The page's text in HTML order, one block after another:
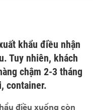
khẩu điều nhận
Tuy nhiên, khách
chậm 2-3 tháng
container.
điều xuống còn